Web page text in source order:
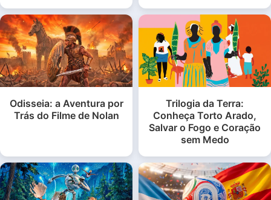
Odisseia: a Aventura por
Trás do Filme de Nolan
Trilogia da Terra:
Conheça Torto Arado,
Salvar o Fogo e Coração
sem Medo